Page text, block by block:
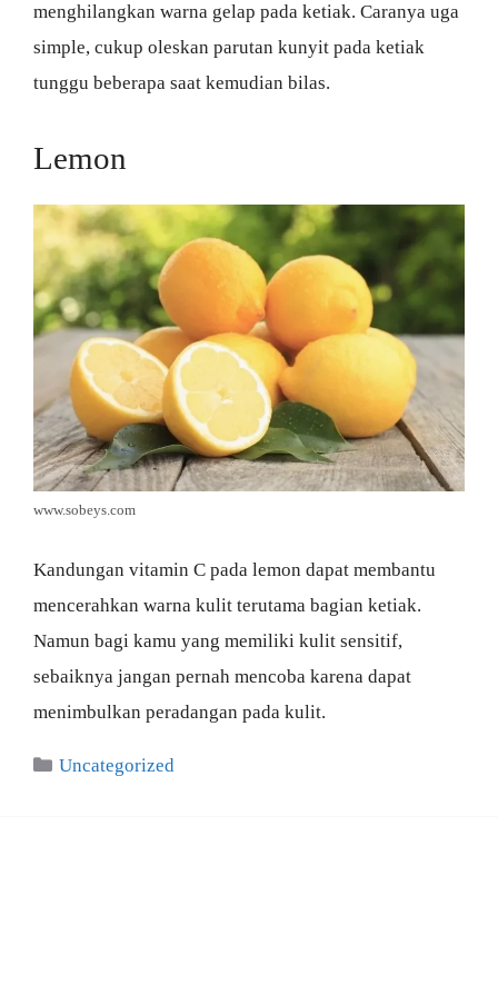
menghilangkan warna gelap pada ketiak. Caranya uga
simple, cukup oleskan parutan kunyit pada ketiak
tunggu beberapa saat kemudian bilas.
Lemon
www.sobeys.com
Kandungan vitamin C pada lemon dapat membantu
mencerahkan warna kulit terutama bagian ketiak.
Namun bagi kamu yang memiliki kulit sensitif,
sebaiknya jangan pernah mencoba karena dapat
menimbulkan peradangan pada kulit.
Categories
Uncategorized